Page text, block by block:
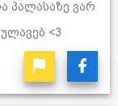
პალასაზე ვარ
<3